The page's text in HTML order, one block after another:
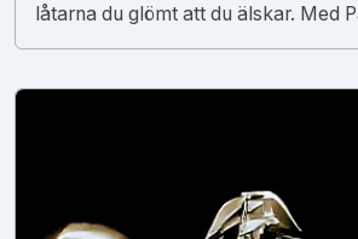
låtarna du glömt att du älskar. Med